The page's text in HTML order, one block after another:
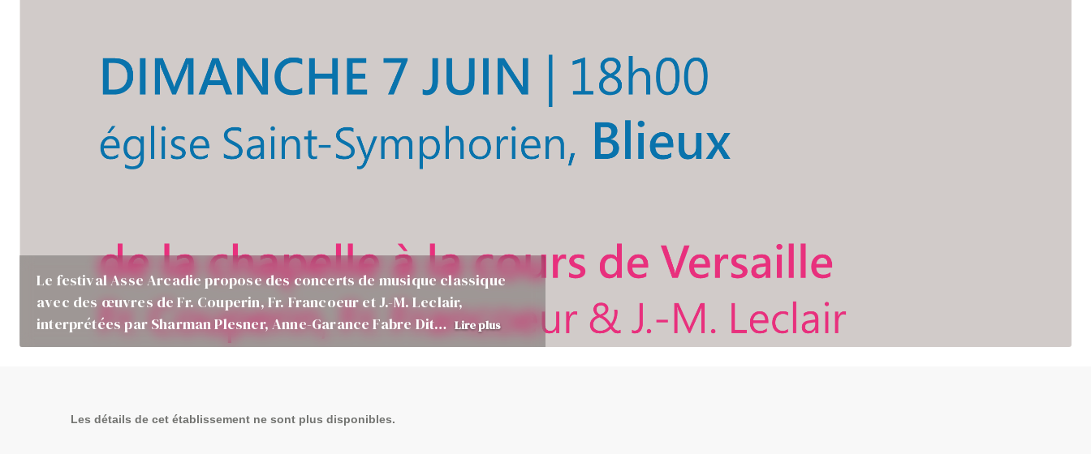
Le festival Asse Arcadie propose des concerts de musique classique
avec des œuvres de Fr. Couperin, Fr. Francoeur et J.-M. Leclair,
interprétées par Sharman Plesner, Anne-Garance Fabre Dit… Lire plus
Les détails de cet établissement ne sont plus disponibles.